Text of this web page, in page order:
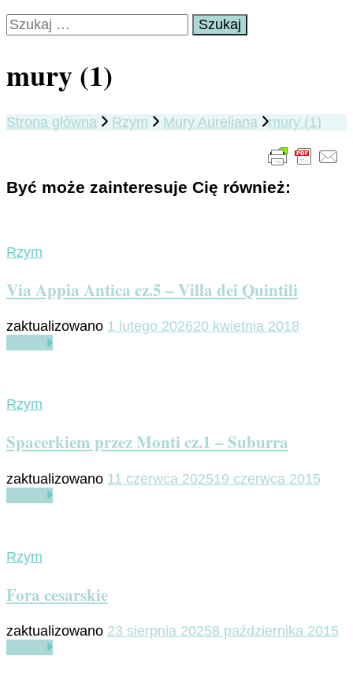
Szukaj:
mury (1)
Strona główna Rzym Mury Aureliana mury (1)
Być może zainteresuje Cię również:
Rzym
Via Appia Antica cz.5 – Villa dei Quintili
zaktualizowano 1 lutego 202620 kwietnia 2018
Rzym
Spacerkiem przez Monti cz.1 – Suburra
zaktualizowano 11 czerwca 202519 czerwca 2015
Rzym
Fora cesarskie
zaktualizowano 23 sierpnia 20258 października 2015